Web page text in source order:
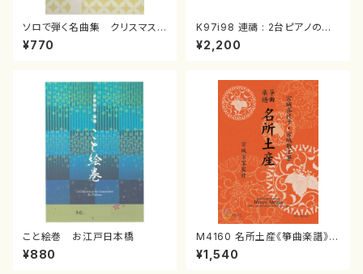
ソロで弾く名曲集 クリスマス・
イブ／恋人がサンタクロース(
箏独奏 /大平光美 編曲/楽
¥770
K97i98 連禱 : 2台ピアノのた
めの（2 Pianos / 菊池 幸夫 /
楽譜）
¥2,200
こと絵巻 お江戸日本橋
¥880
M4160 名所土産《箏曲楽譜》
（箏/宮城喜代子・宮城数江著・
宮城宗家監修/箏曲古典楽譜）
¥1,540